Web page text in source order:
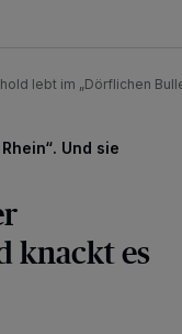
lebt im „Dörflichen
Und sie
knackt es